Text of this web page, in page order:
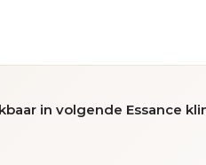
in volgende Essance